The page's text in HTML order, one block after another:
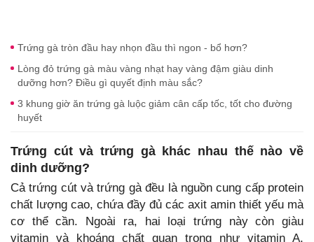
Trứng gà tròn đầu hay nhọn đầu thì ngon - bổ hơn?
Lòng đỏ trứng gà màu vàng nhạt hay vàng đậm giàu dinh
dưỡng hơn? Điều gì quyết định màu sắc?
3 khung giờ ăn trứng gà luộc giảm cân cấp tốc, tốt cho đường
huyết
Trứng cút và trứng gà khác nhau thế nào về
dinh dưỡng?
Cả trứng cút và trứng gà đều là nguồn cung cấp protein
chất lượng cao, chứa đầy đủ các axit amin thiết yếu mà
cơ thể cần. Ngoài ra, hai loại trứng này còn giàu
vitamin và khoáng chất quan trọng như vitamin A,